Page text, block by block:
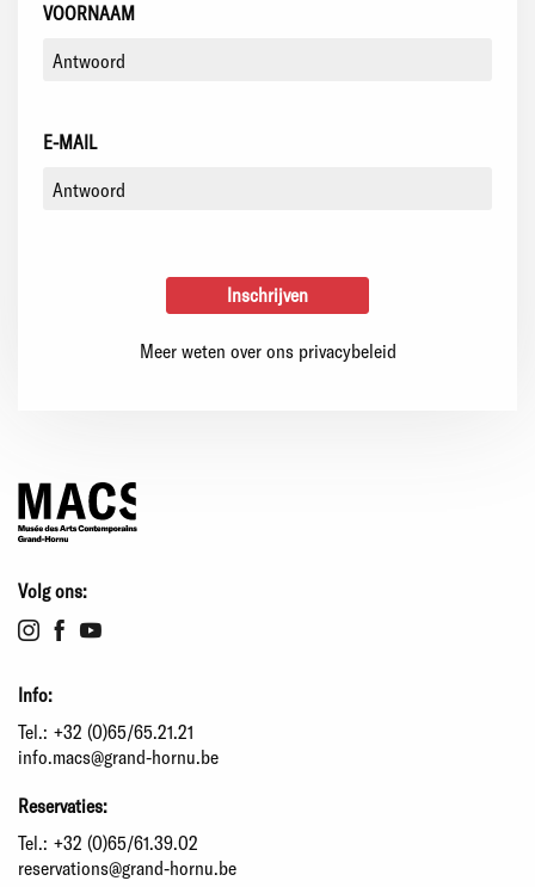
VOORNAAM
E-MAIL
Meer weten over ons privacybeleid
Volg ons:
Info:
Tel.: +32 (0)65/65.21.21
info.macs@grand-hornu.be
Reservaties:
Tel.: +32 (0)65/61.39.02
reservations@grand-hornu.be